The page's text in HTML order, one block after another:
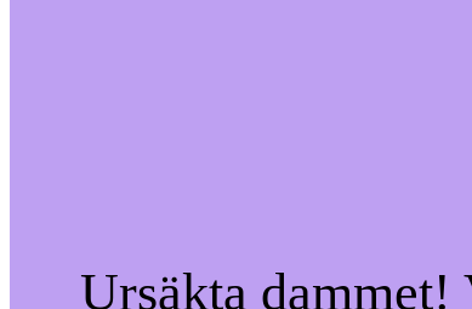
Ursäkta